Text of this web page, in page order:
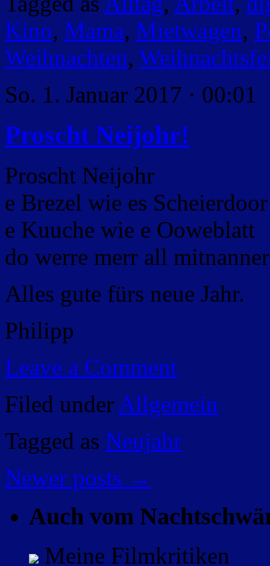
Kino, Mama, Mietwagen,
Weihnachten,
So. 1. Januar 2017 · 00:01
Proscht Neijohr!
Proscht Neijohr
e Brezel wie es Scheierdoor
e Kuuche wie e Ooweblatt
do werre merr all
Alles gute fürs neue Jahr.
Philipp
Leave a Comment
Filed under Allgemein
Tagged as Neujahr
Newer posts →
Auch vom
Meine Filmkritiken